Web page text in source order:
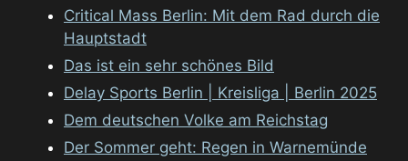
Critical Mass Berlin: Mit dem Rad durch die
Hauptstadt
Das ist ein sehr schönes Bild
Delay Sports Berlin | Kreisliga | Berlin 2025
Dem deutschen Volke am Reichstag
Der Sommer geht: Regen in Warnemünde